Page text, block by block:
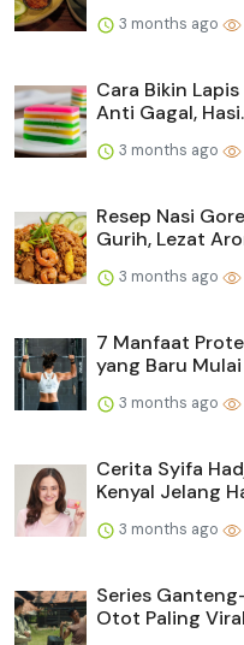
3 months ago
Cara Bikin
Anti Gagal,
3 months ago
Resep Nasi
Gurih, Lezat
3 months ago
7 Manfaat
yang Baru Mulai
3 months ago
Cerita Syifa
Kenyal Jelang
3 months ago
Series
Otot Paling